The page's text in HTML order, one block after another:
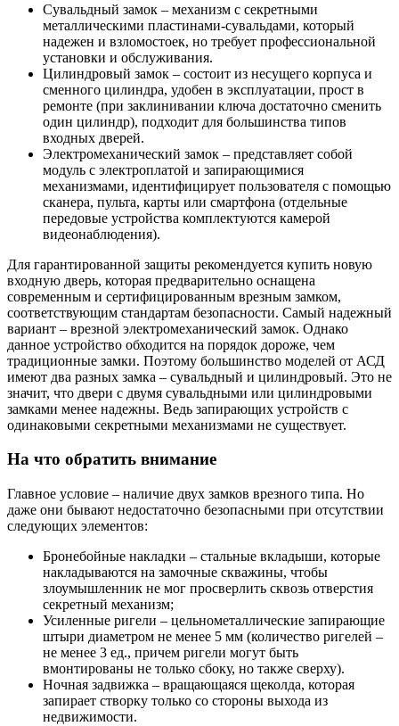
Сувальдный замок – механизм с секретными
металлическими пластинами-сувальдами, который
надежен и взломостоек, но требует профессиональной
установки и обслуживания.
Цилиндровый замок – состоит из несущего корпуса и
сменного цилиндра, удобен в эксплуатации, прост в
ремонте (при заклинивании ключа достаточно сменить
один цилиндр), подходит для большинства типов
входных дверей.
Электромеханический замок – представляет собой
модуль с электроплатой и запирающимися
механизмами, идентифицирует пользователя с помощью
сканера, пульта, карты или смартфона (отдельные
передовые устройства комплектуются камерой
видеонаблюдения).
Для гарантированной защиты рекомендуется купить новую
входную дверь, которая предварительно оснащена
современным и сертифицированным врезным замком,
соответствующим стандартам безопасности. Самый надежный
вариант – врезной электромеханический замок. Однако
данное устройство обходится на порядок дороже, чем
традиционные замки. Поэтому большинство моделей от АСД
имеют два разных замка – сувальдный и цилиндровый. Это не
значит, что двери с двумя сувальдными или цилиндровыми
замками менее надежны. Ведь запирающих устройств с
одинаковыми секретными механизмами не существует.
На что обратить внимание
Главное условие – наличие двух замков врезного типа. Но
даже они бывают недостаточно безопасными при отсутствии
следующих элементов:
Бронебойные накладки – стальные вкладыши, которые
накладываются на замочные скважины, чтобы
злоумышленник не мог просверлить сквозь отверстия
секретный механизм;
Усиленные ригели – цельнометаллические запирающие
штыри диаметром не менее 5 мм (количество ригелей –
не менее 3 ед., причем ригели могут быть
вмонтированы не только сбоку, но также сверху).
Ночная задвижка – вращающаяся щеколда, которая
запирает створку только со стороны выхода из
недвижимости.